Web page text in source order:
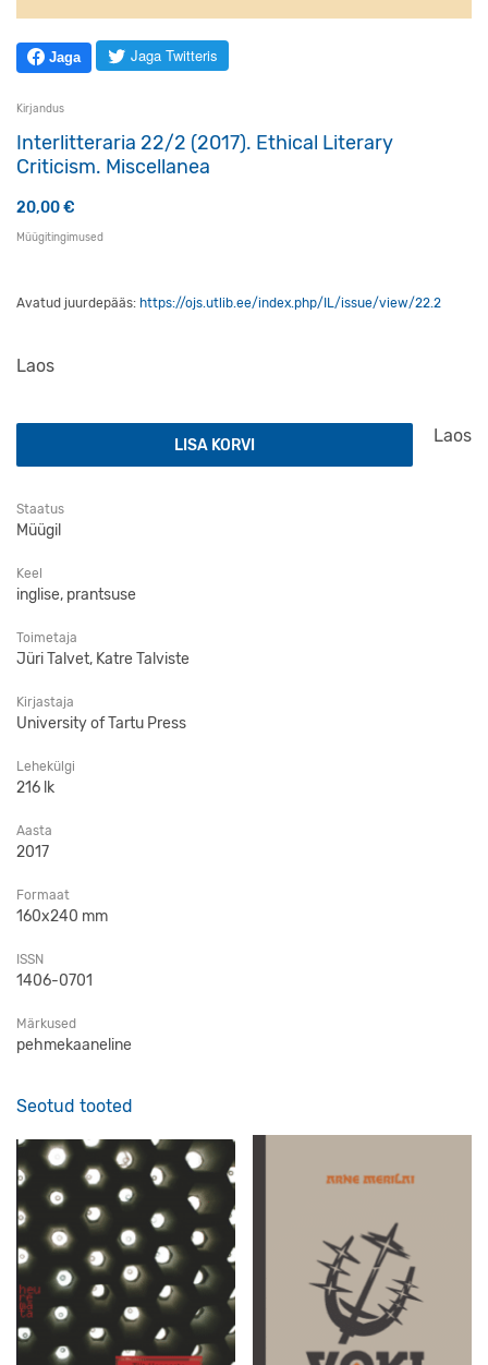
Jaga Jaga Twitteris
Kirjandus
Interlitteraria 22/2 (2017). Ethical Literary
Criticism. Miscellanea
20,00€
Müügitingimused
Avatud juurdepääs: https://ojs.utlib.ee/index.php/IL/issue/view/22.2
Laos
Laos
Interlitteraria 22/2 (2017). Ethical Literary Criticism.
LISA KORVI
Staatus
Müügil
Keel
inglise, prantsuse
Toimetaja
Jüri Talvet, Katre Talviste
Kirjastaja
University of Tartu Press
Lehekülgi
216 lk
Aasta
2017
Formaat
160x240 mm
ISSN
1406-0701
Märkused
pehmekaaneline
Seotud tooted